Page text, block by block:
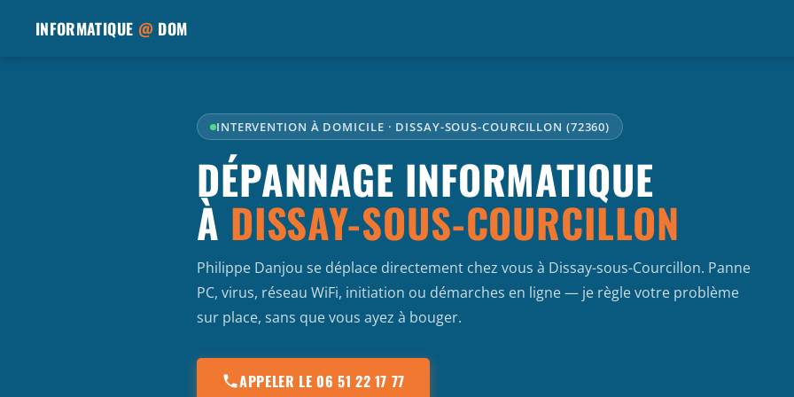
INFORMATIQUE @DOM
INTERVENTION À DOMICILE · DISSAY-SOUS-COURCILLON (72360)
DÉPANNAGE INFORMATIQUE
À DISSAY-SOUS-COURCILLON
Philippe Danjou se déplace directement chez vous à Dissay-sous-Courcillon. Panne
PC, virus, réseau WiFi, initiation ou démarches en ligne — je règle votre problème
sur place, sans que vous ayez à bouger.
APPELER LE 06 51 22 17 77